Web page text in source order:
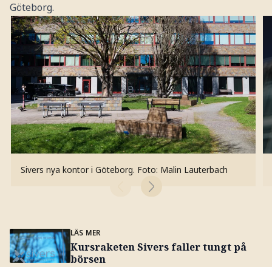
Göteborg.
Sivers nya kontor i Göteborg. Foto: Malin Lauterbach
LÄS MER
Kursraketen Sivers faller tungt på
börsen